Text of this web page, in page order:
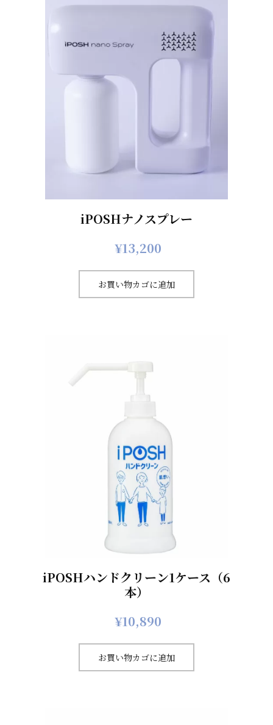
iPOSHナノスプレー
¥13,200
お買い物カゴに追加
iPOSHハンドクリーン1ケース（6
本）
¥10,890
お買い物カゴに追加